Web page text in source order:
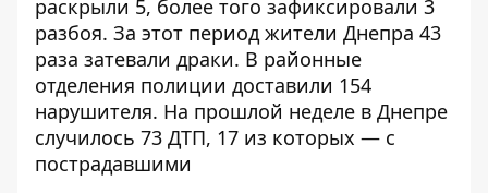
раскрыли 5, более того зафиксировали 3
разбоя. За этот период жители Днепра 43
раза затевали драки. В районные
отделения полиции доставили 154
нарушителя. На прошлой неделе в Днепре
случилось 73 ДТП, 17 из которых — с
пострадавшими